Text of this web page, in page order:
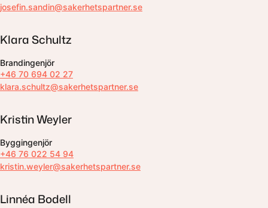
josefin.sandin@sakerhetspartner.se
Klara Schultz
Brandingenjör
+46 70 694 02 27
klara.schultz@sakerhetspartner.se
Kristin Weyler
Byggingenjör
+46 76 022 54 94
kristin.weyler@sakerhetspartner.se
Linnéa Bodell